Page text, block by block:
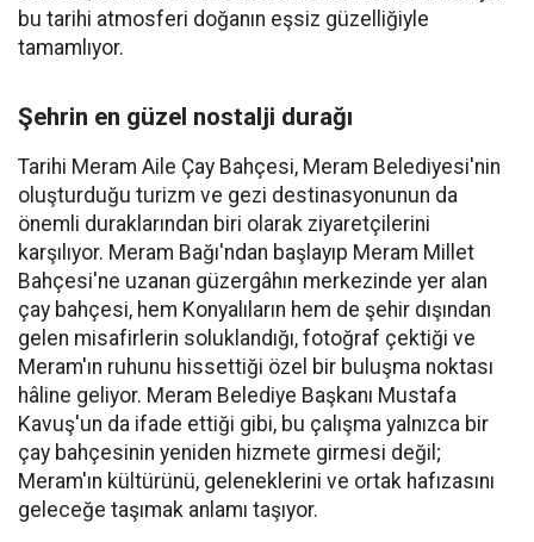
bu tarihi atmosferi doğanın eşsiz güzelliğiyle
tamamlıyor.
Şehrin en güzel nostalji durağı
Tarihi Meram Aile Çay Bahçesi, Meram Belediyesi'nin
oluşturduğu turizm ve gezi destinasyonunun da
önemli duraklarından biri olarak ziyaretçilerini
karşılıyor. Meram Bağı'ndan başlayıp Meram Millet
Bahçesi'ne uzanan güzergâhın merkezinde yer alan
çay bahçesi, hem Konyalıların hem de şehir dışından
gelen misafirlerin soluklandığı, fotoğraf çektiği ve
Meram'ın ruhunu hissettiği özel bir buluşma noktası
hâline geliyor. Meram Belediye Başkanı Mustafa
Kavuş'un da ifade ettiği gibi, bu çalışma yalnızca bir
çay bahçesinin yeniden hizmete girmesi değil;
Meram'ın kültürünü, geleneklerini ve ortak hafızasını
geleceğe taşımak anlamı taşıyor.